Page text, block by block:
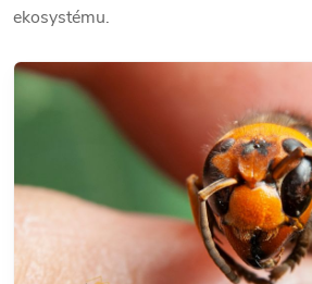
ekosystému.